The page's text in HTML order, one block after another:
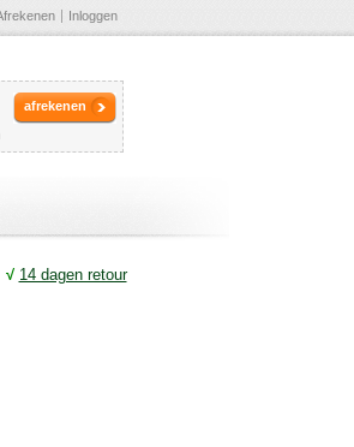
Inloggen
afrekenen
√ 14 dagen retour